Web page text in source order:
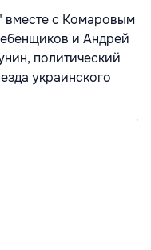
вместе с Комаровым
и Андрей
политический
украинского